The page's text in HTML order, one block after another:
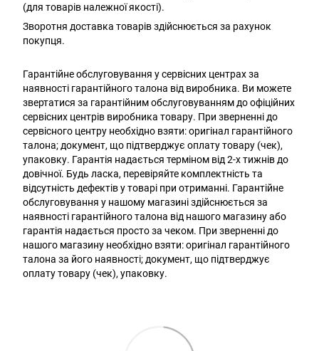
(для товарів належної якості).
Зворотня доставка товарів здійснюється за рахунок
покупця.
Гарантійне обслуговування у сервісних центрах за
наявності гарантійного талона від виробника. Ви можете
звертатися за гарантійним обслуговуванням до офіційних
сервісних центрів виробника товару. При зверненні до
сервісного центру необхідно взяти: оригінал гарантійного
талона; документ, що підтверджує оплату товару (чек),
упаковку. Гарантія надається терміном від 2-х тижнів до
довічної. Будь ласка, перевіряйте комплектність та
відсутність дефектів у товарі при отриманні. Гарантійне
обслуговування у нашому магазині здійснюється за
наявності гарантійного талона від нашого магазину або
гарантія надається просто за чеком. При зверненні до
нашого магазину необхідно взяти: оригінал гарантійного
талона за його наявності; документ, що підтверджує
оплату товару (чек), упаковку.